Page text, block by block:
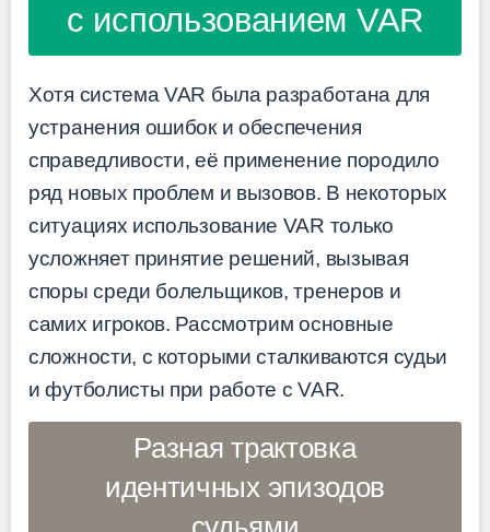
с использованием VAR
Хотя система VAR была разработана для
устранения ошибок и обеспечения
справедливости, её применение породило
ряд новых проблем и вызовов. В некоторых
ситуациях использование VAR только
усложняет принятие решений, вызывая
споры среди болельщиков, тренеров и
самих игроков. Рассмотрим основные
сложности, с которыми сталкиваются судьи
и футболисты при работе с VAR.
Разная трактовка
идентичных эпизодов